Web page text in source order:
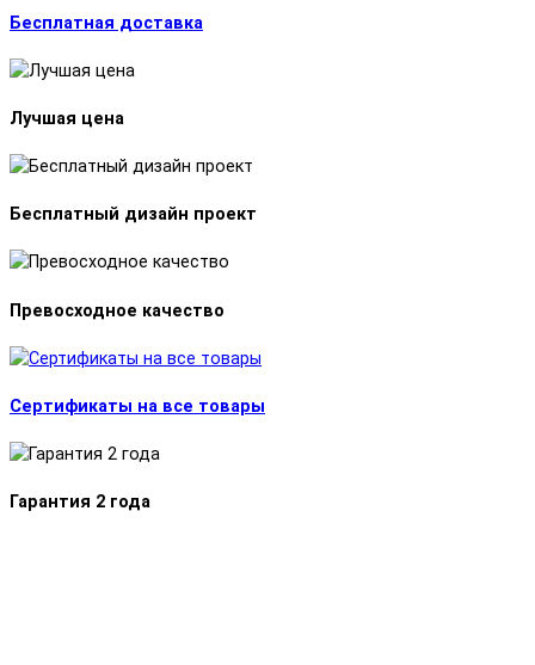
Бесплатная доставка
Лучшая цена
Бесплатный дизайн проект
Превосходное качество
Сертификаты на все товары
Гарантия 2 года